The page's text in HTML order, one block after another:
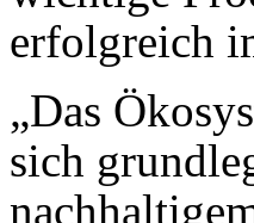
erfolgreich
„Das
sich